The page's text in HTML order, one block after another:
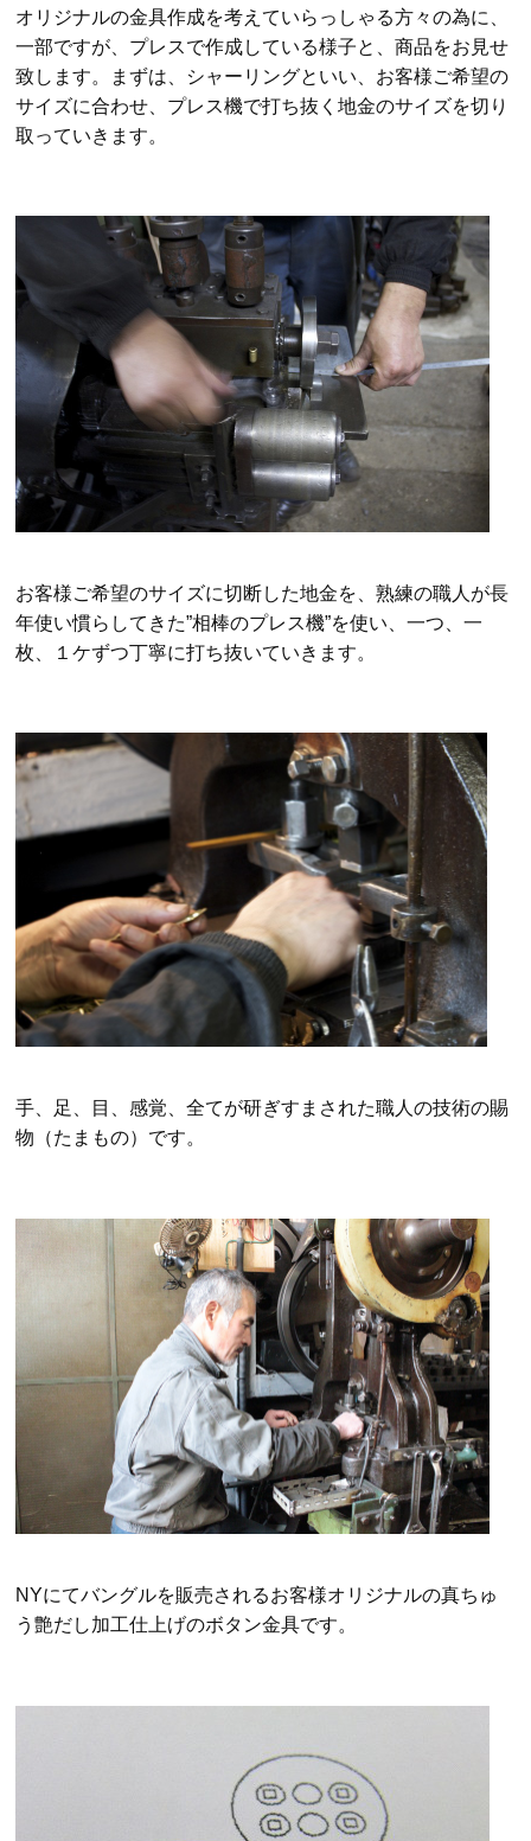
オリジナルの金具作成を考えていらっしゃる方々の為に、
一部ですが、プレスで作成している様子と、商品をお見せ
致します。まずは、シャーリングといい、お客様ご希望の
サイズに合わせ、プレス機で打ち抜く地金のサイズを切り
取っていきます。
お客様ご希望のサイズに切断した地金を、熟練の職人が長
年使い慣らしてきた”相棒のプレス機”を使い、一つ、一
枚、１ケずつ丁寧に打ち抜いていきます。
手、足、目、感覚、全てが研ぎすまされた職人の技術の賜
物（たまもの）です。
NYにてバングルを販売されるお客様オリジナルの真ちゅ
う艶だし加工仕上げのボタン金具です。